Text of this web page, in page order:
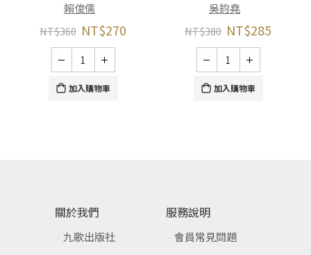
賴俊儒
NT$360 NT$270
加入購物車
吳鈞堯
NT$380 NT$285
加入購物車
關於我們
九歌出版社
服務說明
會員常見問題